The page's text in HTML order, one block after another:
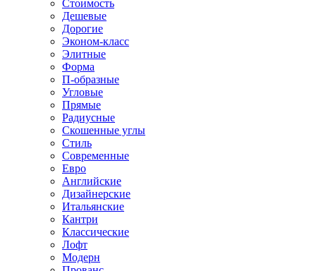
Стоимость
Дешевые
Дорогие
Эконом-класс
Элитные
Форма
П-образные
Угловые
Прямые
Радиусные
Скошенные углы
Стиль
Современные
Евро
Английские
Дизайнерские
Итальянские
Кантри
Классические
Лофт
Модерн